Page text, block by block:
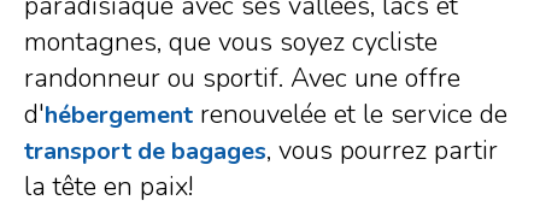
montagnes, que vous soyez cycliste
randonneur ou sportif. Avec une offre
d'hébergement renouvelée et le service de
transport de bagages, vous pourrez partir
la tête en paix!